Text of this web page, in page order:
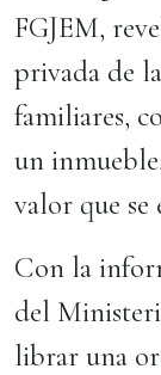
FGJEM,
privada de
familiares,
un
valor que
​Con la
del
librar una